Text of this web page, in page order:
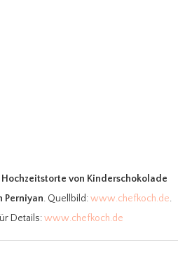
von Kinderschokolade
Perniyan. Quellbild:www.chefkoch.de.
Details:www.chefkoch.de